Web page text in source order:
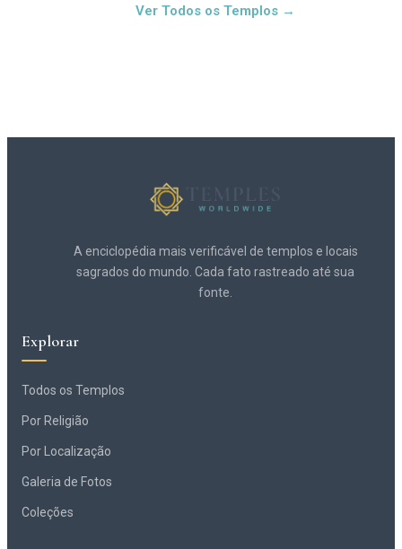
Ver Todos os Templos →
A enciclopédia mais verificável de templos e locais
sagrados do mundo. Cada fato rastreado até sua
fonte.
Explorar
Todos os Templos
Por Religião
Por Localização
Galeria de Fotos
Coleções